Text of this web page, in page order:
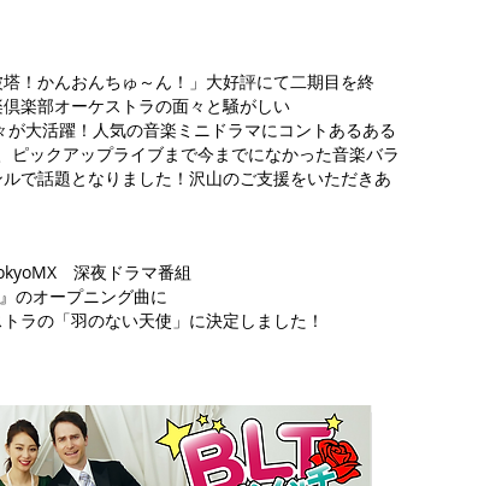
！かんおんちゅ～ん！」大好評にて二期目を終
楽部オーケストラの面々と騒がしい
大活躍！人気の音楽ミニドラマにコントあるある
ピックアップライブまで今までになかった音楽バラ
で話題となりました！沢山のご支援をいただきあ
深夜ドラマ番組
のオープニング曲に
ラの「羽のない天使」に決定しました！​